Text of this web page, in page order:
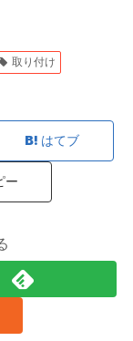
取り付け
はてブ
ー